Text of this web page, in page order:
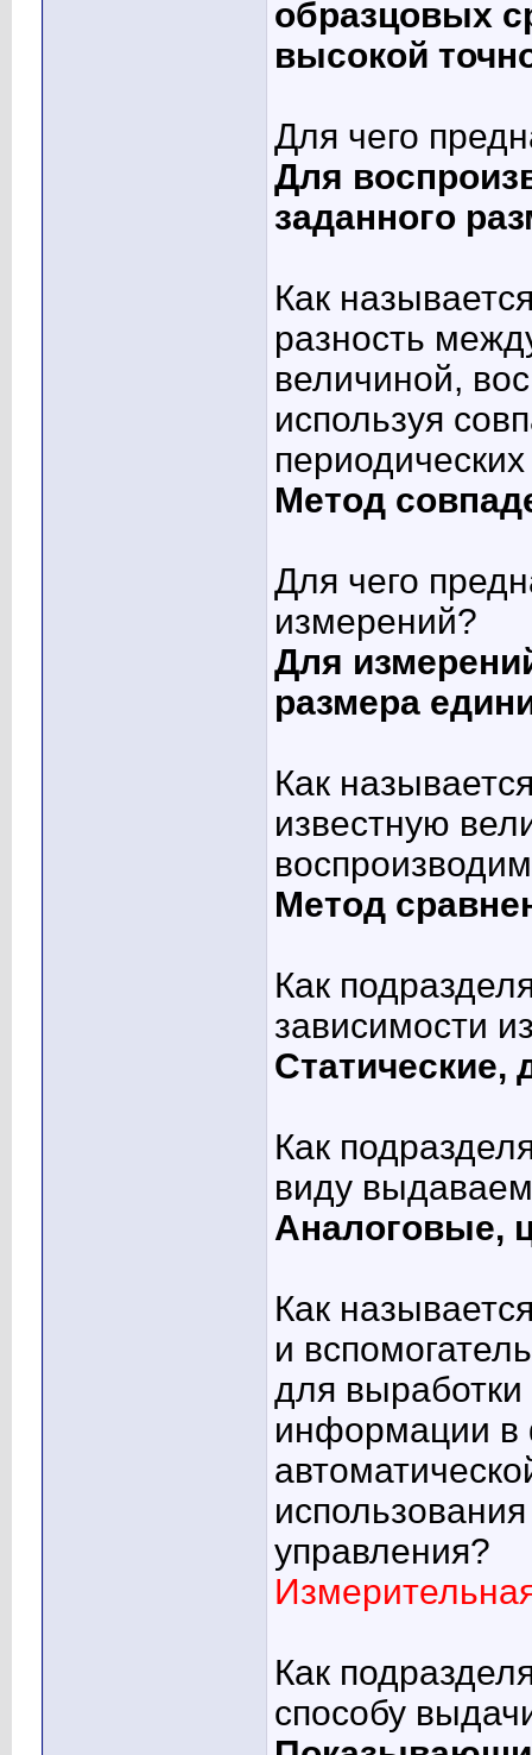
образцовых
высокой
Для чего
Для
заданного
Как
разность
величиной,
используя
Метод
Для чего
измерений?
Для
размера
Как
известную
Метод
Как
зависимости
Статические,
Как
виду
Аналоговые,
Как
и
для
информации в
управления?
Как
способу